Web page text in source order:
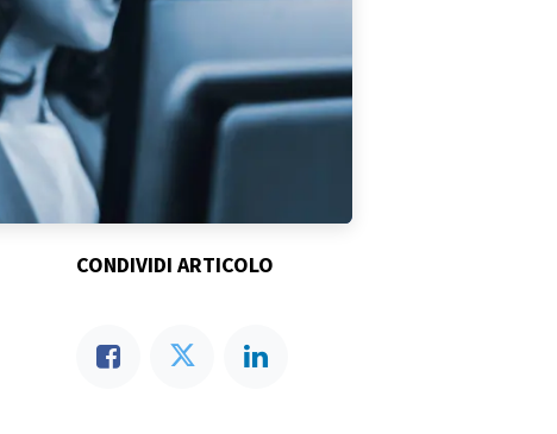
CONDIVIDI ARTICOLO